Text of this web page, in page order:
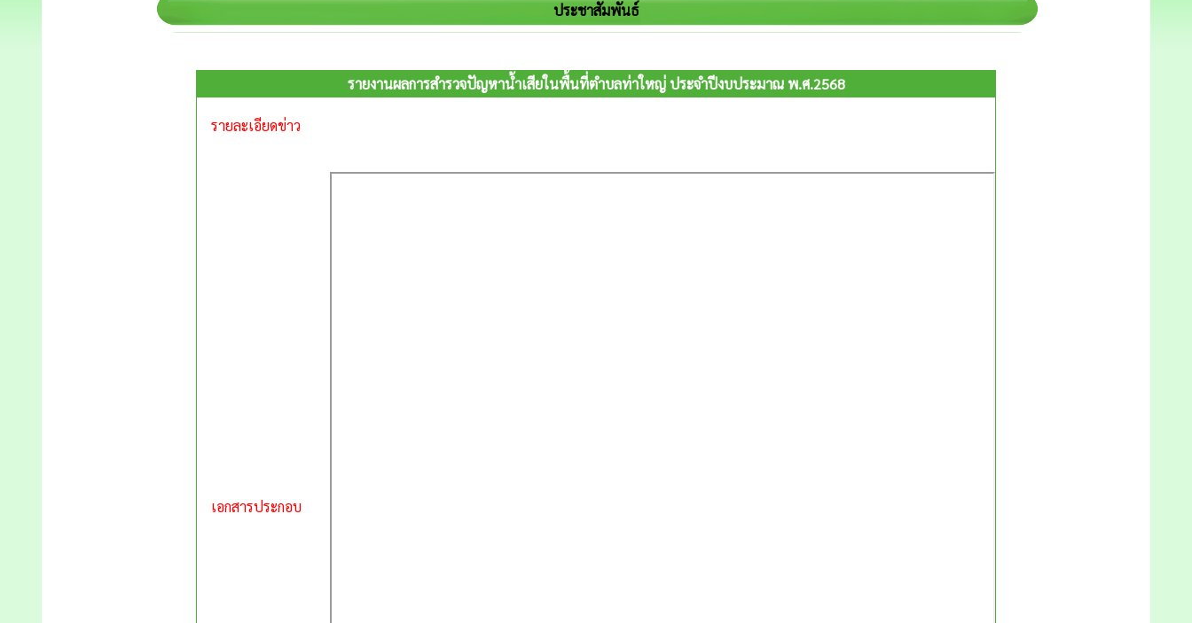
ประชาสัมพันธ์
รายงานผลการสำรวจปัญหาน้ำเสียในพื้นที่ตำบลท่าใหญ่ ประจำปีงบประมาณ พ.ศ.2568
รายละเอียดข่าว
เอกสารประกอบ